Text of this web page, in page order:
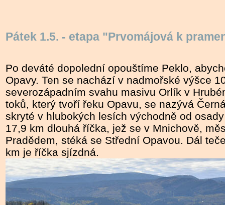
Pátek 1.5. - etapa "Prvomájová k
Po deváté dopolední opouštíme Peklo,
Opavy. Ten se nachází v nadmořské výšce
severozápadním svahu masivu Orlík v
toků, který tvoří řeku Opavu, se nazývá
skryté v hlubokých lesích východně od
17,9 km dlouhá říčka, jež se v Mnichově,
Pradědem, stéká se Střední Opavou. Dál
km je říčka sjízdná.